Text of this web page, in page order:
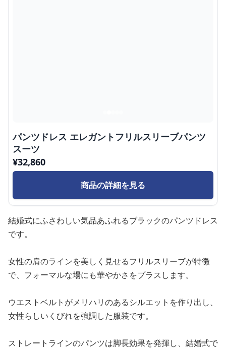
パンツドレス エレガントフリルスリーブパンツ
スーツ
¥32,860
商品の詳細を見る
結婚式にふさわしい気品あふれるブラックのパンツドレス
です。
女性の肩のラインを美しく見せるフリルスリーブが特徴
で、フォーマルな場にも華やかさをプラスします。
ウエストベルトがメリハリのあるシルエットを作り出し、
女性らしいくびれを強調した服装です。
ストレートラインのパンツは脚長効果を発揮し、結婚式で